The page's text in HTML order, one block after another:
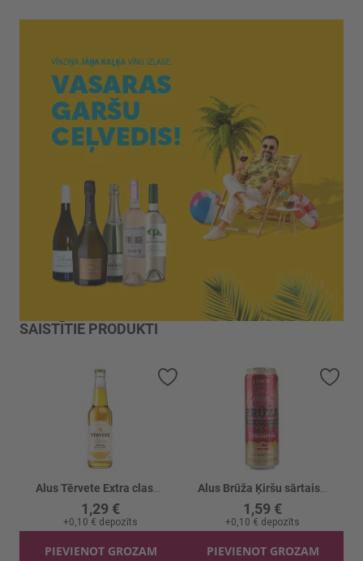
SAISTĪTIE PRODUKTI
1,29 €
+0,10 € depozīts
PIEVIENOT GROZAM
Pievienot vēlmju sarakstam
1,59 €
+0,10 € depozīts
PIEVIENOT GROZAM